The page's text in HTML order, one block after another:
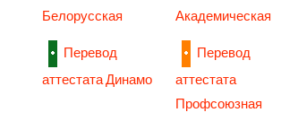
Белорусская
Академическая
Перевод
аттестата Динамо
Перевод
аттестата
Профсоюзная